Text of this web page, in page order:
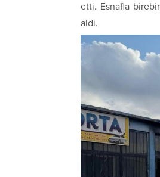
etti. Esnafla
aldı.